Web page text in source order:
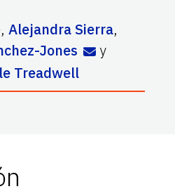
, Alejandra Sierra,
Jones
y
Treadwell